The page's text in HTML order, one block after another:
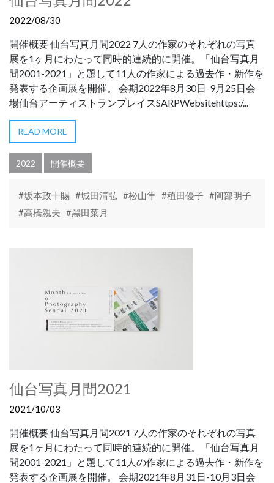
2022/08/30
開催概要 仙台写真月間2022 7人の作家のそれぞれの写真
展を1ヶ月にわたって同時的連続的に開催。「仙台写真月
間2001-2021」と題して11人の作家による過去作・新作を
発表する企画展を開催。 会期2022年8月30日-9月25日会
場仙台アーティストランプレイスSARPWebsitehttps:/...
READ MORE
2022 開催概要
#坂本政十賜 #城田清弘 #松山隼 #稙田優子 #阿部明子
#高橋親夫 #黑田菜月
仙台写真月間2021
2021/10/03
開催概要 仙台写真月間2021 7人の作家のそれぞれの写真
展を1ヶ月にわたって同時的連続的に開催。「仙台写真月
間2001-2021」と題して11人の作家による過去作・新作を
発表する企画展を開催。 会期2021年8月31日-10月3日会